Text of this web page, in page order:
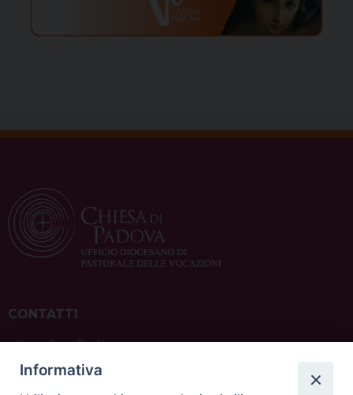
CONTATTI
ufficio: Casa Pio X
via Bonporti, 20 – 35141 Padova
tel: +39 351 619 2354
Informativa